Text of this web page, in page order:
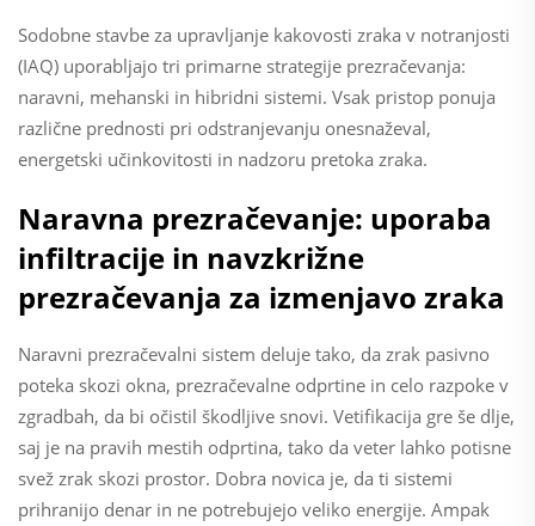
Sodobne stavbe za upravljanje kakovosti zraka v notranjosti
(IAQ) uporabljajo tri primarne strategije prezračevanja:
naravni, mehanski in hibridni sistemi. Vsak pristop ponuja
različne prednosti pri odstranjevanju onesnaževal,
energetski učinkovitosti in nadzoru pretoka zraka.
Naravna prezračevanje: uporaba
infiltracije in navzkrižne
prezračevanja za izmenjavo zraka
Naravni prezračevalni sistem deluje tako, da zrak pasivno
poteka skozi okna, prezračevalne odprtine in celo razpoke v
zgradbah, da bi očistil škodljive snovi. Vetifikacija gre še dlje,
saj je na pravih mestih odprtina, tako da veter lahko potisne
svež zrak skozi prostor. Dobra novica je, da ti sistemi
prihranijo denar in ne potrebujejo veliko energije. Ampak